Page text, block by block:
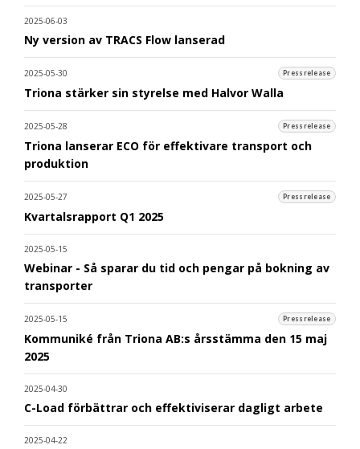
2025-06-03
Ny version av TRACS Flow lanserad
2025-05-30 Pressrelease
Triona stärker sin styrelse med Halvor Walla
2025-05-28 Pressrelease
Triona lanserar ECO för effektivare transport och
produktion
2025-05-27 Pressrelease
Kvartalsrapport Q1 2025
2025-05-15
Webinar - Så sparar du tid och pengar på bokning av
transporter
2025-05-15 Pressrelease
Kommuniké från Triona AB:s årsstämma den 15 maj
2025
2025-04-30
C-Load förbättrar och effektiviserar dagligt arbete
2025-04-22